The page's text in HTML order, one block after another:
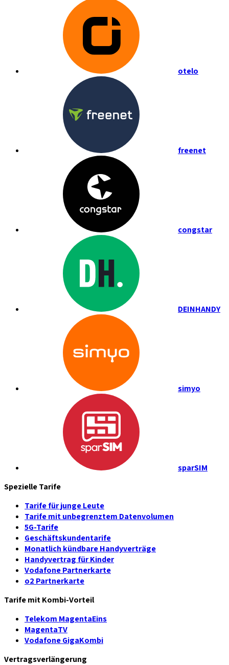
otelo
freenet
congstar
DEINHANDY
simyo
sparSIM
Spezielle Tarife
Tarife für junge Leute
Tarife mit unbegrenztem Datenvolumen
5G-Tarife
Geschäftskundentarife
Monatlich kündbare Handyverträge
Handyvertrag für Kinder
Vodafone Partnerkarte
o2 Partnerkarte
Tarife mit Kombi-Vorteil
Telekom MagentaEins
MagentaTV
Vodafone GigaKombi
Vertragsverlängerung